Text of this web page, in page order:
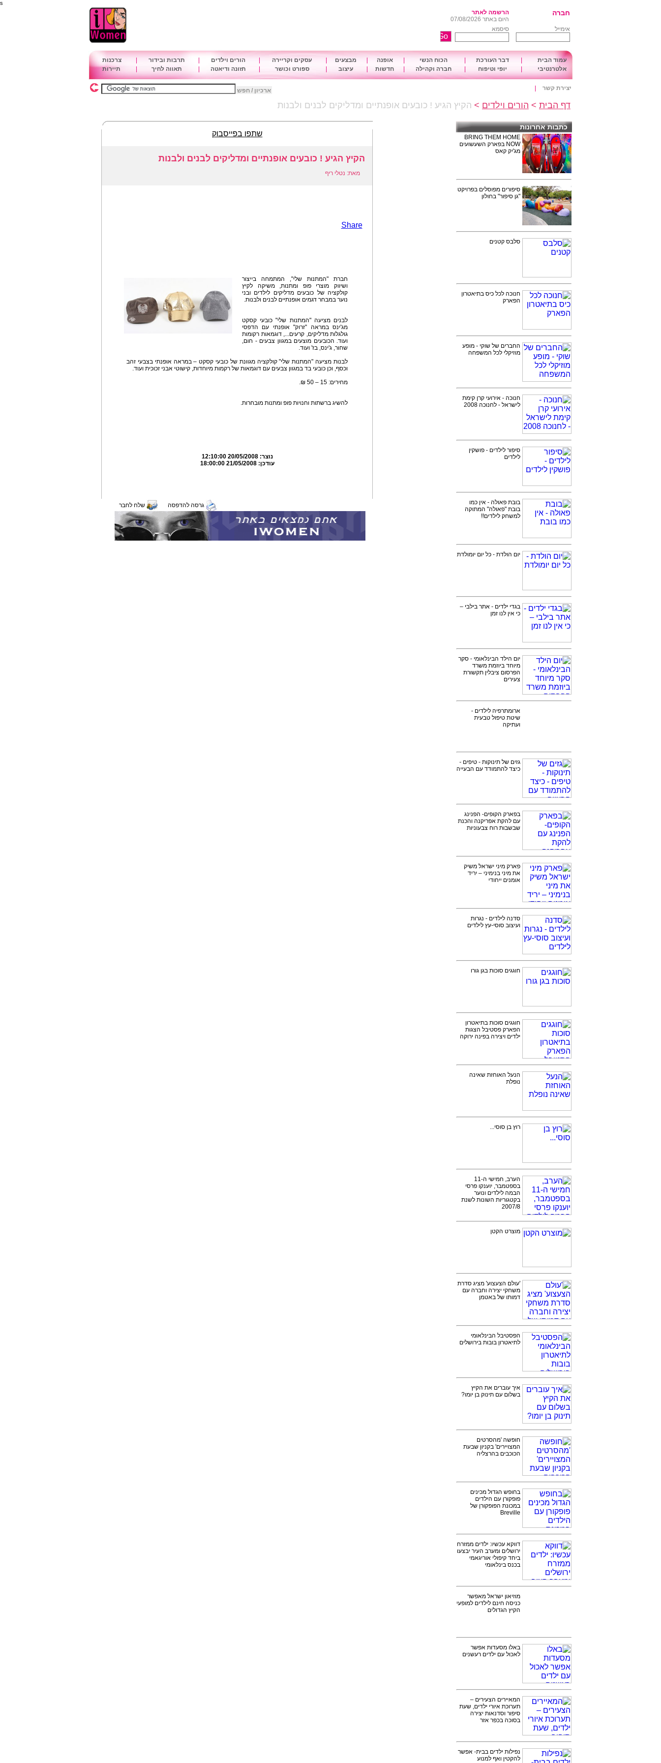
s
חברה
הרשמה לאתר
היום באתר 07/08/2026
אימייל
סיסמא
עמוד הבית דבר העורכת הכוח הנשי אופנה מבצעים עסקים וקריירה הורים וילדים תרבות ובידור
צרכנות
אלטרנטיבי
יופי וטיפוח חברה וקהילה חדשות עיצוב ספורט וכושר תזונה ודיאטה תאווה לחיך תיירות
יצירת קשר ארכיון / חפש
דף הבית > הורים וילדים > הקיץ הגיע ! כובעים אופנתיים ומדליקים לבנים ולבנות
כתבות אחרונות
BRING THEM HOME
NOW בפארק השעשועים
מג'יק קאס
סיפורים מפוסלים בפרויקט
"גן סיפור" בחולון
סלבס קטנים
חנוכה לכל כיס בתיאטרון
הפארק
החברים של שוקי - מופע
מוזיקלי לכל המשפחה
חנוכה - אירועי קרן קימת
לישראל - לחנוכה 2008
סיפור לילדים - פושקין
לילדים
בובת פאולה - אין כמו
בובת "פאולה" המתוקה
למשחק לילדים!!
יום הולדת - כל יום יומולדת
בגדי ילדים - אתר בילבי –
כי אין לנו זמן
יום הילד הבינלאומי - סקר
מיוחד ביוזמת משרד
הפרסום ציבלין תקשורת
צעירים
ארומתרפיה לילדים -
שיטת טיפול טבעית
ועתיקה
גזים של תינוקות - טיפים -
כיצד להתמודד עם הבעייה
בפארק הקופים- הפנינג
עם להקת אפריקנה והכנת
שבשבות רוח צבעוניות
פארק מיני ישראל משיק
את מיני בנימיני – יריד
אומנים ייחודי
סדנה לילדים - נגרות
ועיצוב סוסי-עץ לילדים
חוגגים סוכות בגן גורו
חוגגים סוכות בתיאטרון
הפארק פסטיבל הצגות
ילדים ויצירה בפינה ירוקה
הנעל האוחזת שאינה
נופלת
רוץ בן סוסי...
הערב, חמישי ה-11
בספטמבר, יוענקו פרסי
הבמה לילדים ונוער
בקטגוריות השונות לשנת
2007/8
מוצרט הקטן
'עולם הצעצוע' מציג סדרת
משחקי יצירה וחברה עם
דמותו של באטמן
הפסטיבל הבינלאומי
לתיאטרון בובות בירושלים
איך עוברים את הקיץ
בשלום עם תינוק בן יומו?
חופשה 'מהסרטים
המצויירים' בקניון שבעת
הכוכבים בהרצליה
בחופש הגדול מכינים
פופקורן עם הילדים
במכונת הפופקורן של
Breville
דווקא עכשיו: ילדים ממזרח
ירושלים ומערב העיר יבצעו
ביחד קיפולי אוריגאמי
בכנס בינלאומי
מוזיאון ישראל מאפשר
כניסה חינם לילדים למופעי
הקיץ הגדולים
באלו מסעדות אפשר
לאכול עם ילדים רעשנים
המאיירים הצעירים –
תערוכת איורי ילדים, שעת
סיפור וסדנאות יצירה
בסוכה בכפר אזר
נפילות ילדים בבית- אפשר
להקטין ואף למנוע
שתפו בפייסבוק
הקיץ הגיע ! כובעים אופנתיים ומדליקים לבנים ולבנות
מאת: נטלי ריף
Share
חברת "המתנות שלי", המתמחה בייצור
ושיווק מוצרי פופ ומתנות, משיקה לקיץ
קולקציה של כובעים מדליקים לילדים ובני
נוער במבחר דגמים אופנתיים לבנים ולבנות.
לבנים מציעה "המתנות שלי" כובעי קסקט
מג'ינס במראה "זרוק" אופנתי עם הדפסי
גולגלות מדליקים, קרעים..., דוגמאות רקומות
ועוד. הכובעים מוצעים במגוון צבעים - חום,
שחור, ג'ינס, בז' ועוד.
לבנות מציעה "המתנות שלי" קולקציה מגוונת של כובעי קסקט – במראה אופנתי בצבעי זהב
וכסף, וכן כובעי בד במגוון צבעים עם דוגמאות של רקמות מיוחדות, קישוטי אבני זכוכית ועוד.
מחירים: 15 – 50 ₪.
להשיג ברשתות וחנויות פופ ומתנות מובחרות.
נוצר:20/05/2008 12:10:00
עודכן:21/05/2008 18:00:00
גרסה להדפסה שלח לחבר